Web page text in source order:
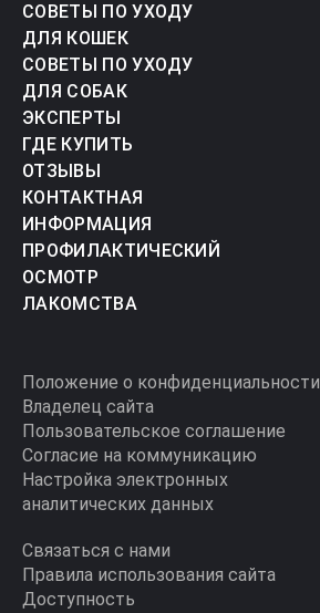
СОВЕТЫ ПО УХОДУ
ДЛЯ КОШЕК
СОВЕТЫ ПО УХОДУ
ДЛЯ СОБАК
ЭКСПЕРТЫ
ГДЕ КУПИТЬ
ОТЗЫВЫ
КОНТАКТНАЯ
ИНФОРМАЦИЯ
ПРОФИЛАКТИЧЕСКИЙ
ОСМОТР
ЛАКОМСТВА
Положение о конфиденциальности
Владелец сайта
Пользовательское соглашение
Согласие на коммуникацию
Настройка электронных
аналитических данных
Связаться с нами
Правила использования сайта
Доступность